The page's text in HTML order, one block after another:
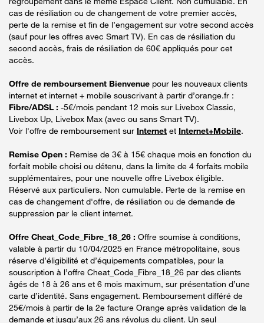
cas de résiliation ou de changement de votre premier accès,
perte de la remise et fin de l’engagement sur votre second accès
(sauf pour les offres avec Smart TV). En cas de résiliation du
second accès, frais de résiliation de 60€ appliqués pour cet
accès.
Offre de remboursement Bienvenue pour les nouveaux clients
internet et internet + mobile souscrivant à partir d’orange.fr :
Fibre/ADSL : -5€/mois pendant 12 mois sur Livebox Classic,
Livebox Up, Livebox Max (avec ou sans Smart TV).
Voir l'offre de remboursement sur Internet et Internet+Mobile.
Remise Open : Remise de 3€ à 15€ chaque mois en fonction du
forfait mobile choisi ou détenu, dans la limite de 4 forfaits mobile
supplémentaires, pour une nouvelle offre Livebox éligible.
Réservé aux particuliers. Non cumulable. Perte de la remise en
cas de changement d'offre, de résiliation ou de demande de
suppression par le client internet.
Offre Cheat_Code_Fibre_18_26 : Offre soumise à conditions,
valable à partir du 10/04/2025 en France métropolitaine, sous
réserve d’éligibilité et d’équipements compatibles, pour la
souscription à l’offre Cheat_Code_Fibre_18_26 par des clients
âgés de 18 à 26 ans et 6 mois maximum, sur présentation d’une
carte d’identité. Sans engagement. Remboursement différé de
25€/mois à partir de la 2e facture Orange après validation de la
demande et jusqu’aux 26 ans révolus du client. Un seul